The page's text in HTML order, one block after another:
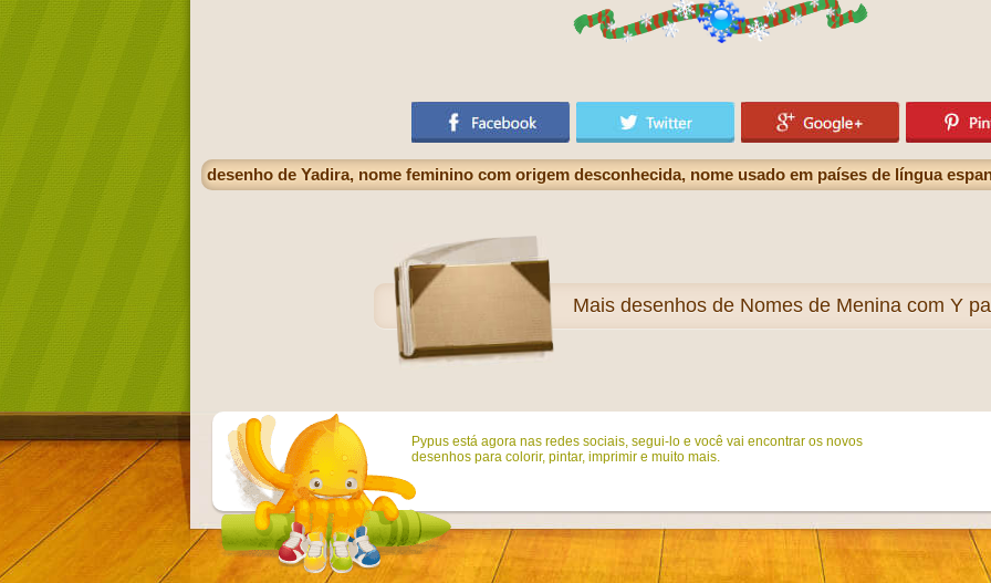
desenho de Yadira, nome feminino com origem desconhecida, nome usado em países de língua
Mais desenhos de Nomes de Menina com Y
Pypus está agora nas redes sociais, segui-lo e você vai encontrar os novos
desenhos para colorir, pintar, imprimir e muito mais.